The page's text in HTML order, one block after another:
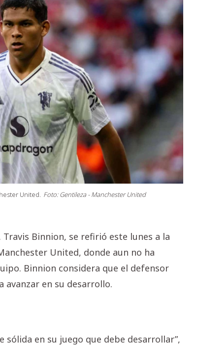
United. Foto: Gentileza - Manchester United
Binnion, se refirió este lunes a la
United, donde aun no ha
Binnion considera que el defensor
en su desarrollo.
sólida en su juego que debe desarrollar”,